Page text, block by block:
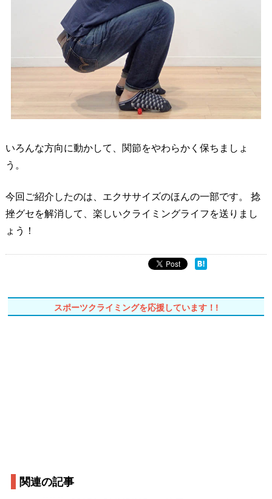
いろんな方向に動かして、関節をやわらかく保ちましょ
う。
今回ご紹介したのは、エクササイズのほんの一部です。 捻
挫グセを解消して、楽しいクライミングライフを送りまし
ょう！
スポーツクライミングを応援しています！!
関連の記事